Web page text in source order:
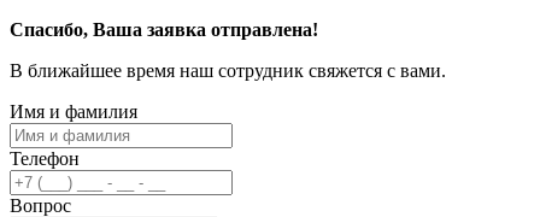
Спасибо, Ваша заявка отправлена!
В ближайшее время наш сотрудник свяжется с вами.
Имя и фамилия
Телефон
Вопрос